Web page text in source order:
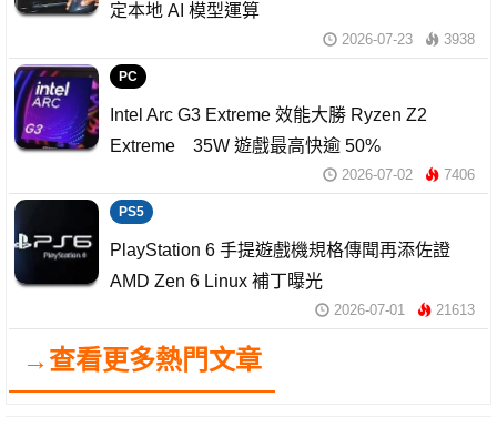
定本地 AI 模型運算
2026-07-23 3938
PC
Intel Arc G3 Extreme 效能大勝 Ryzen Z2
Extreme 35W 遊戲最高快逾 50%
2026-07-02 7406
PS5
PlayStation 6 手提遊戲機規格傳聞再添佐證
AMD Zen 6 Linux 補丁曝光
2026-07-01 21613
→查看更多熱門文章